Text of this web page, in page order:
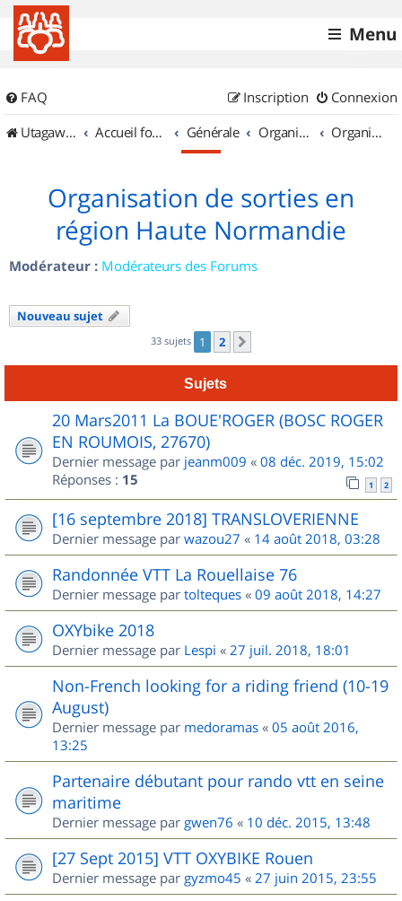
Menu
FAQ Connexion
Inscription
UtagawaVTT (Randos VTT et VTTAE avec traces GPS)
Accueil forum Générale Organisation de sorties & Recherche de partenaires Organisation de sorties en région Haute Normandie
Organisation de sorties en
région Haute Normandie
Modérateur : Modérateurs des Forums
Nouveau sujet
33 sujets 1 2
Sujets
20 Mars2011 La BOUE'ROGER (BOSC ROGER
EN ROUMOIS, 27670)
Dernier message par jeanm009 « 08 déc. 2019, 15:02
Réponses : 15 1 2
[16 septembre 2018] TRANSLOVERIENNE
Dernier message par wazou27 « 14 août 2018, 03:28
Randonnée VTT La Rouellaise 76
Dernier message par tolteques « 09 août 2018, 14:27
OXYbike 2018
Dernier message par Lespi « 27 juil. 2018, 18:01
Non-French looking for a riding friend (10-19
August)
Dernier message par medoramas « 05 août 2016,
13:25
Partenaire débutant pour rando vtt en seine
maritime
Dernier message par gwen76 « 10 déc. 2015, 13:48
[27 Sept 2015] VTT OXYBIKE Rouen
Dernier message par gyzmo45 « 27 juin 2015, 23:55